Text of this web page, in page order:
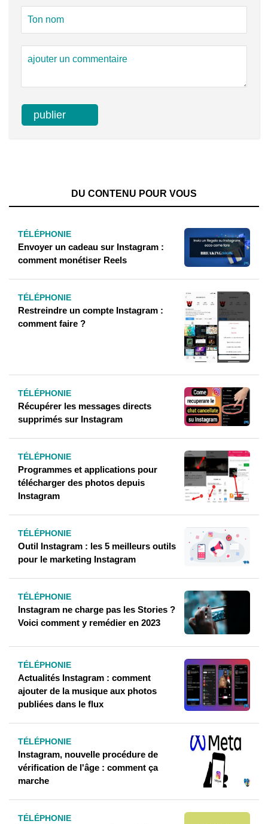
DU CONTENU POUR VOUS
TÉLÉPHONIE
Envoyer un cadeau sur Instagram :
comment monétiser Reels
TÉLÉPHONIE
Restreindre un compte Instagram :
comment faire ?
TÉLÉPHONIE
Récupérer les messages directs
supprimés sur Instagram
TÉLÉPHONIE
Programmes et applications pour
télécharger des photos depuis
Instagram
TÉLÉPHONIE
Outil Instagram : les 5 meilleurs outils
pour le marketing Instagram
TÉLÉPHONIE
Instagram ne charge pas les Stories ?
Voici comment y remédier en 2023
TÉLÉPHONIE
Actualités Instagram : comment
ajouter de la musique aux photos
publiées dans le flux
TÉLÉPHONIE
Instagram, nouvelle procédure de
vérification de l'âge : comment ça
marche
TÉLÉPHONIE